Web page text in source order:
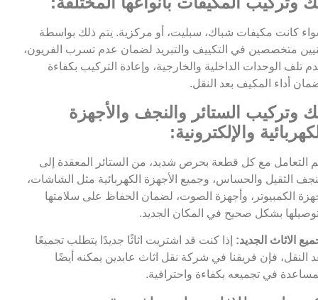
كانت مكيفات شباك، سبليت، أو مركزية. يتم ذلك بواسطة
متخصصين في التكييف والتبريد لضمان عدم تسرب الفريون،
تلف الوحدات الداخلية والخارجية، وإعادة التركيب بكفاءة
أداء المكيف بعد النقل.
وتركيب الستائر والنجف والأجهزة
والإلكترونية:
التعامل مع كل قطعة بحرص شديد، من الستائر المعقدة إلى
الثقيل والحساس، وجميع الأجهزة الكهربائية مثل الشاشات،
الكمبيوتر، وأجهزة الصوت، لضمان الحفاظ على سلامتها
بشكل صحيح في المكان الجديد.
الاثاث الجديد: إذا كنت قد اشتريت اثاثًا جديدًا يتطلب تجميعًا
النقل، فإن فريقنا في شركة نقل اثاث عابدين يمكنه أيضًا
في تجميعه بكفاءة واحترافية.